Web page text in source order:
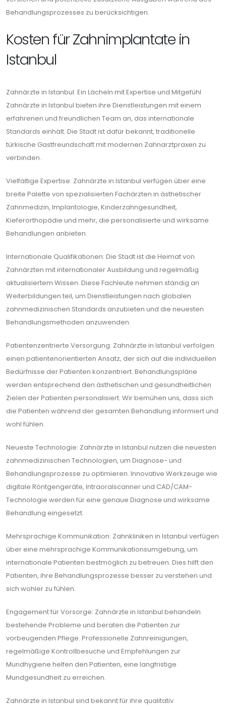
Behandlungsprozesses zu berücksichtigen.
Kosten für Zahnimplantate in
Istanbul
Zahnärzte in Istanbul: Ein Lächeln mit Expertise und Mitgefühl
Zahnärzte in Istanbul bieten ihre Dienstleistungen mit einem
erfahrenen und freundlichen Team an, das internationale
Standards einhält. Die Stadt ist dafür bekannt, traditionelle
türkische Gastfreundschaft mit modernen Zahnarztpraxen zu
verbinden.
Vielfältige Expertise: Zahnärzte in Istanbul verfügen über eine
breite Palette von spezialisierten Fachärzten in ästhetischer
Zahnmedizin, Implantologie, Kinderzahngesundheit,
Kieferorthopädie und mehr, die personalisierte und wirksame
Behandlungen anbieten.
Internationale Qualifikationen: Die Stadt ist die Heimat von
Zahnärzten mit internationaler Ausbildung und regelmäßig
aktualisiertem Wissen. Diese Fachleute nehmen ständig an
Weiterbildungen teil, um Dienstleistungen nach globalen
zahnmedizinischen Standards anzubieten und die neuesten
Behandlungsmethoden anzuwenden.
Patientenzentrierte Versorgung: Zahnärzte in Istanbul verfolgen
einen patientenorientierten Ansatz, der sich auf die individuellen
Bedürfnisse der Patienten konzentriert. Behandlungspläne
werden entsprechend den ästhetischen und gesundheitlichen
Zielen der Patienten personalisiert. Wir bemühen uns, dass sich
die Patienten während der gesamten Behandlung informiert und
wohl fühlen.
Neueste Technologie: Zahnärzte in Istanbul nutzen die neuesten
zahnmedizinischen Technologien, um Diagnose- und
Behandlungsprozesse zu optimieren. Innovative Werkzeuge wie
digitale Röntgengeräte, Intraoralscanner und CAD/CAM-
Technologie werden für eine genaue Diagnose und wirksame
Behandlung eingesetzt.
Mehrsprachige Kommunikation: Zahnkliniken in Istanbul verfügen
über eine mehrsprachige Kommunikationsumgebung, um
internationale Patienten bestmöglich zu betreuen. Dies hilft den
Patienten, ihre Behandlungsprozesse besser zu verstehen und
sich wohler zu fühlen.
Engagement für Vorsorge: Zahnärzte in Istanbul behandeln
bestehende Probleme und beraten die Patienten zur
vorbeugenden Pflege. Professionelle Zahnreinigungen,
regelmäßige Kontrollbesuche und Empfehlungen zur
Mundhygiene helfen den Patienten, eine langfristige
Mundgesundheit zu erreichen.
Zahnärzte in Istanbul sind bekannt für ihre qualitativ